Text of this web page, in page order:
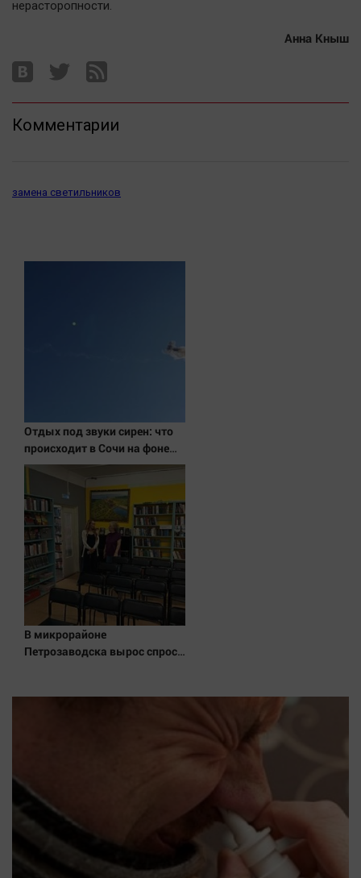
нерасторопности.
Анна Кныш
Комментарии
замена светильников
Отдых под звуки сирен: что
происходит в Сочи на фоне
массированных атак
беспилотников
В микрорайоне
Петрозаводска вырос спрос